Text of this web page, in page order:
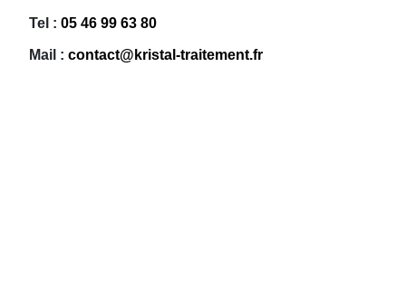
Tel : 05 46 99 63 80
Mail : contact@kristal-traitement.fr